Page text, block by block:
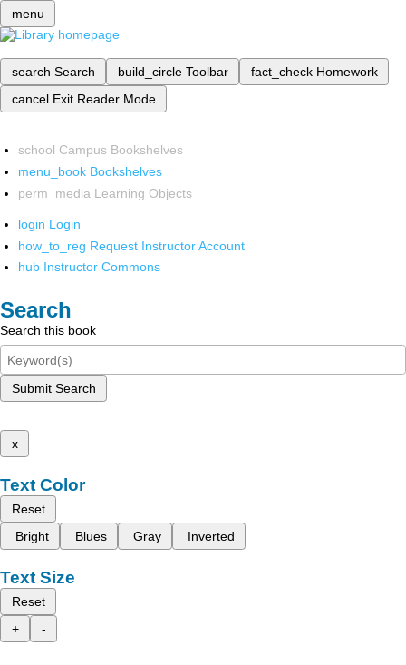
menu
search Search build_circle Toolbar fact_check Homework
cancel Exit Reader Mode
school Campus Bookshelves
menu_book Bookshelves
perm_media Learning Objects
login Login
how_to_reg Request Instructor Account
hub Instructor Commons
Search
Search this book
Submit Search
x
Text Color
Reset
Bright
Blues Gray Inverted
Text Size
Reset
+
-